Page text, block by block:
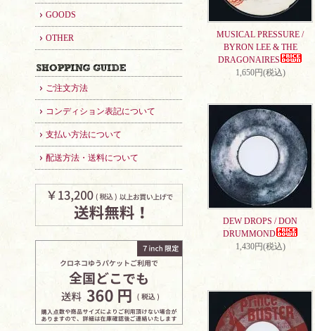
GOODS
OTHER
ご注文方法
コンディション表記について
支払い方法について
配送方法・送料について
MUSICAL PRESSURE /
BYRON LEE & THE
DRAGONAIRES
1,650円(税込)
DEW DROPS / DON
DRUMMOND
1,430円(税込)